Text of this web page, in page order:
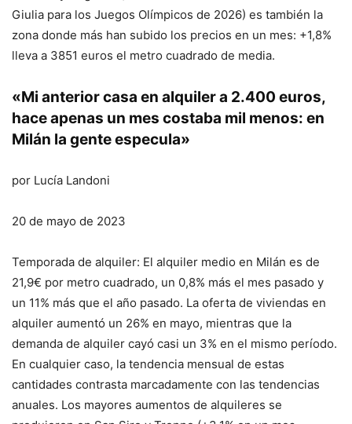
Giulia para los Juegos Olímpicos de 2026) es también la
zona donde más han subido los precios en un mes: +1,8%
lleva a 3851 euros el metro cuadrado de media.
«Mi anterior casa en alquiler a 2.400 euros,
hace apenas un mes costaba mil menos: en
Milán la gente especula»
por Lucía Landoni
20 de mayo de 2023
Temporada de alquiler: El alquiler medio en Milán es de
21,9€ por metro cuadrado, un 0,8% más el mes pasado y
un 11% más que el año pasado. La oferta de viviendas en
alquiler aumentó un 26% en mayo, mientras que la
demanda de alquiler cayó casi un 3% en el mismo período.
En cualquier caso, la tendencia mensual de estas
cantidades contrasta marcadamente con las tendencias
anuales. Los mayores aumentos de alquileres se